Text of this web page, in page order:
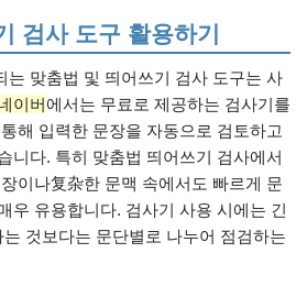
검사 도구 활용하기
는 맞춤법 및 띄어쓰기 검사 도구는 사
이버에서는 무료로 제공하는 검사기를
해 입력한 문장을 자동으로 검토하고
니다. 특히 맞춤법 띄어쓰기 검사에서
이나复杂한 문맥 속에서도 빠르게 문
우 유용합니다. 검사기 사용 시에는 긴
것보다는 문단별로 나누어 점검하는